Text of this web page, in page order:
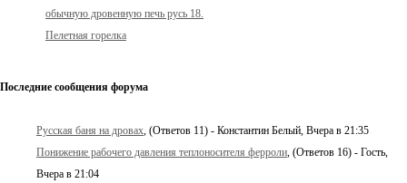
обычную дровенную печь русь 18.
Пелетная горелка
Последние сообщения форума
Русская баня на дровах , (Ответов 11) - Константин Белый, Вчера в 21:35
Понижение рабочего давления теплоносителя ферроли , (Ответов 16) - Гость,
Вчера в 21:04